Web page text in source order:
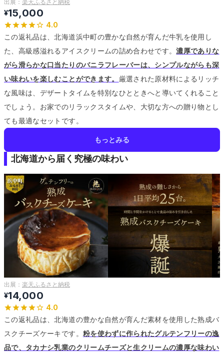
出展： 楽天ふるさと納税
¥15,000
4.0
この返礼品は、北海道浜中町の豊かな自然が育んだ牛乳を使用し
た、高級感溢れるアイスクリームの詰め合わせです。濃厚でありな
がら滑らかな口当たりのバニラフレーバーは、シンプルながらも深
い味わいを楽しむことができます。 厳選された原材料によるリッチ
な風味は、デザートタイムを特別なひとときへと導いてくれること
でしょう。 お家でのリラックスタイムや、大切な方への贈り物とし
ても最適なセットです。
もっとみる
北海道から届く究極の味わい
出展： 楽天ふるさと納税
¥14,000
4.0
この返礼品は、北海道の豊かな自然が育んだ素材を使用した熟成バ
スクチーズケーキです。 粉を使わずに作られたグルテンフリーの逸
品で、タカナシ乳業のクリームチーズと生クリームの濃厚な味わい